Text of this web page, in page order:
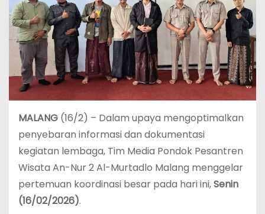
MALANG (16/2) – Dalam upaya mengoptimalkan
penyebaran informasi dan dokumentasi
kegiatan lembaga, Tim Media Pondok Pesantren
Wisata An-Nur 2 Al-Murtadlo Malang menggelar
pertemuan koordinasi besar pada hari ini,Senin
(16/02/2026).